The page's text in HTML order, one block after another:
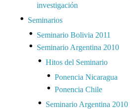
investigación
Seminarios
Seminario Bolivia 2011
Seminario Argentina 2010
Hitos del Seminario
Ponencia Nicaragua
Ponencia Chile
Seminario Argentina